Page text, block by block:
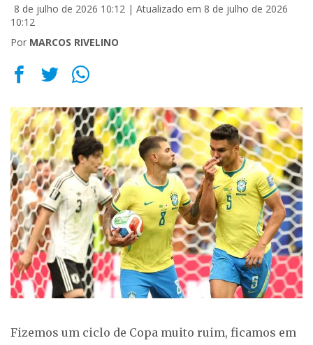
8 de julho de 2026 10:12 | Atualizado em 8 de julho de 2026
10:12
Por MARCOS RIVELINO
Fizemos um ciclo de Copa muito ruim, ficamos em